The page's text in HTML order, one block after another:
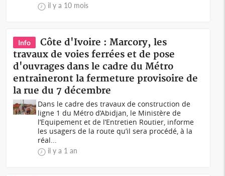
il y a 10 mois
Info
Côte d'Ivoire : Marcory, les
travaux de voies ferrées et de pose
d'ouvrages dans le cadre du Métro
entraineront la fermeture provisoire de
la rue du 7 décembre
Dans le cadre des travaux de construction de
ligne 1 du Métro d’Abidjan, le Ministère de
l’Equipement et de l’Entretien Routier, informe
les usagers de la route qu’il sera procédé, à la
réal...
il y a 1 an